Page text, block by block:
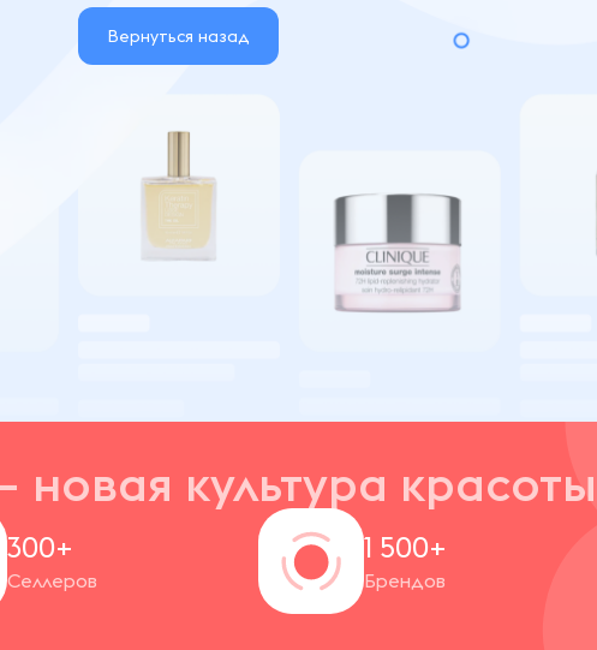
Вернуться назад
новая культура красоты
300+
Селлеров
1 500+
Брендов